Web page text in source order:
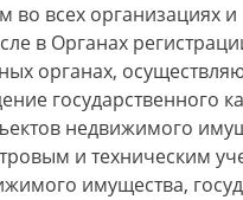
всех организациях и
в Органах
органах,
государственного
недвижимого
и техническим
имущества,